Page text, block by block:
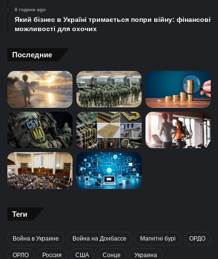
8 години ago
Який бізнес в Україні тримається попри війну: фінансові
можливості для охочих
Последние
Теги
Война в Украине Война на Донбассе Магнітні бурі ОРДО
ОРЛО Россия США Сонце Украина